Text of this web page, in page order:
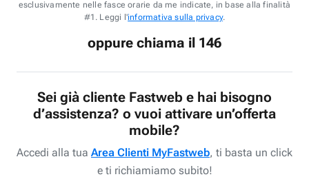
esclusivamente nelle fasce orarie da me indicate, in base alla finalità
#1. Leggi l'informativa sulla privacy.
oppure chiama il 146
Sei già cliente Fastweb e hai bisogno
d’assistenza? o vuoi attivare un’offerta
mobile?
Accedi alla tua Area Clienti MyFastweb, ti basta un click
e ti richiamiamo subito!